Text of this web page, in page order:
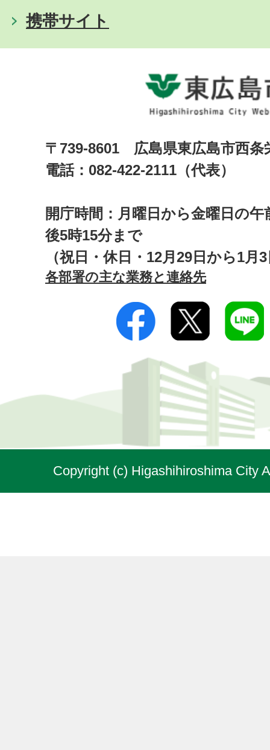
携帯サイト
〒739-8601 広島県東広島市西
電話：082-422-2111（代表）
開庁時間：月曜日から金曜日の午
後5時15分まで
（祝日・休日・12月29日から1月
各部署の主な業務と連絡先
Copyright (c) Higashihiroshima City